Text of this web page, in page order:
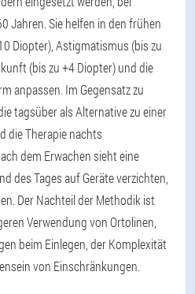
Jahren. Sie helfen in den frühen
Diopter), Astigmatismus (bis zu
(bis zu +4 Diopter) und die
anpassen. Im Gegensatz zu
tagsüber als Alternative zu einer
die Therapie nachts
dem Erwachen sieht eine
des Tages auf Geräte verzichten,
Der Nachteil der Methodik ist
Verwendung von Ortolinen,
beim Einlegen, der Komplexität
von Einschränkungen.